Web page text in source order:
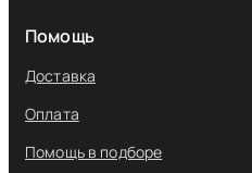
Помощь
Доставка
Оплата
Помощь в подборе